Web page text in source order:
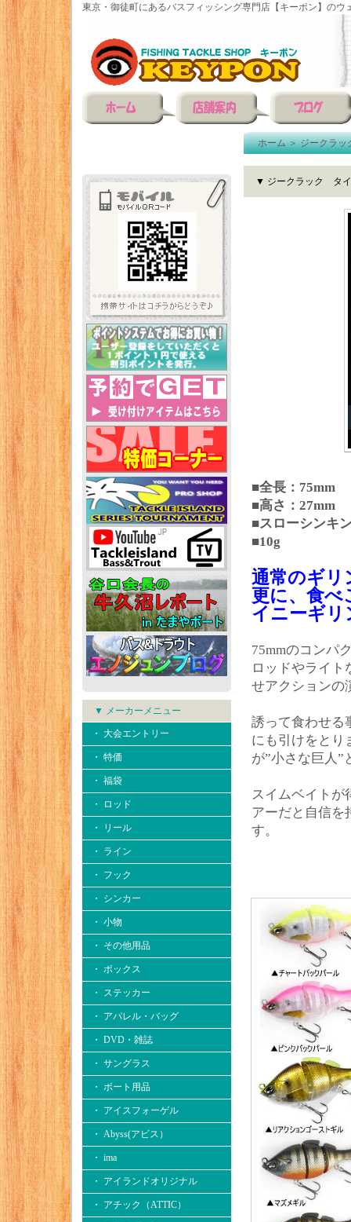
東京・御徒町にあるバスフィッシング専門店【キーポン】のウ
▼ メーカーメニュー
・ 大会エントリー
・ 特価
・ 福袋
・ ロッド
・ リール
・ ライン
・ フック
・ シンカー
・ 小物
・ その他用品
・ ボックス
・ ステッカー
・ アパレル・バッグ
・ DVD・雑誌
・ サングラス
・ ボート用品
・ アイスフォーゲル
・ Abyss(アビス）
・ ima
・ アイランドオリジナル
・ アチック（ATTIC）
ホーム＞ジークラッ
▼ ジークラック タイ
■全長：75mm
■高さ：27mm
■スローシンキ
■10g
通常のギリ
更に、食
イニーギリ
75mmのコンパ
ロッドやライ
せアクションの
誘って食わせる
にも引けをとり
が”小さな巨人”
スイムベイトが
アーだと自信を
す。